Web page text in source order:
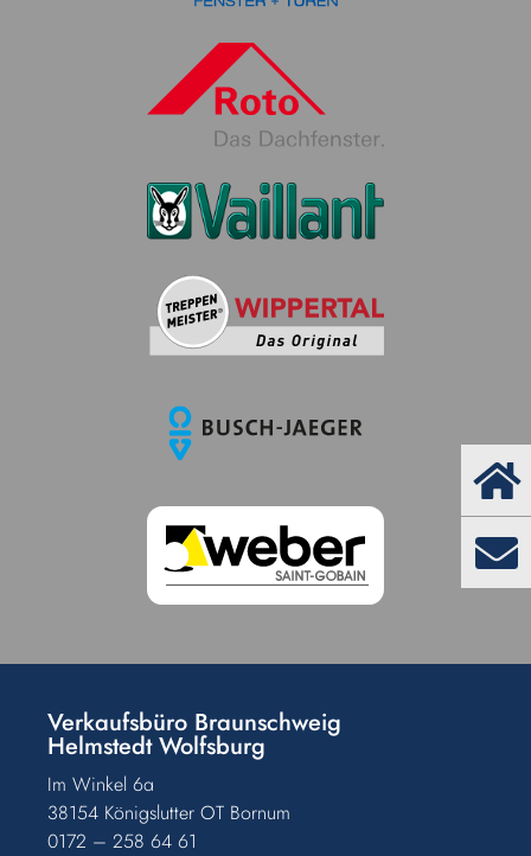
Verkaufsbüro Braunschweig
Helmstedt Wolfsburg
Im Winkel 6a
38154 Königslutter OT Bornum
0172 – 258 64 61